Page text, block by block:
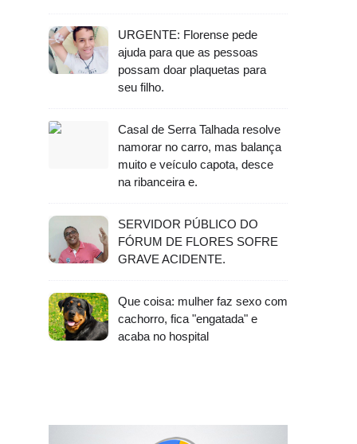
URGENTE: Florense pede
ajuda para que as pessoas
possam doar plaquetas para
seu filho.
Casal de Serra Talhada resolve
namorar no carro, mas balança
muito e veículo capota, desce
na ribanceira e.
SERVIDOR PÚBLICO DO
FÓRUM DE FLORES SOFRE
GRAVE ACIDENTE.
Que coisa: mulher faz sexo com
cachorro, fica "engatada" e
acaba no hospital